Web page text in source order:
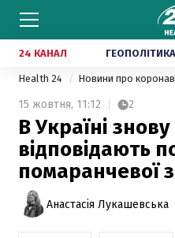
24 КАНАЛ ГЕОПОЛІТИКА
Health 24 Новини про
15 жовтня, 11:12 2
В Україні
відповідають
помаранчевої
Анастасія Лукашевська